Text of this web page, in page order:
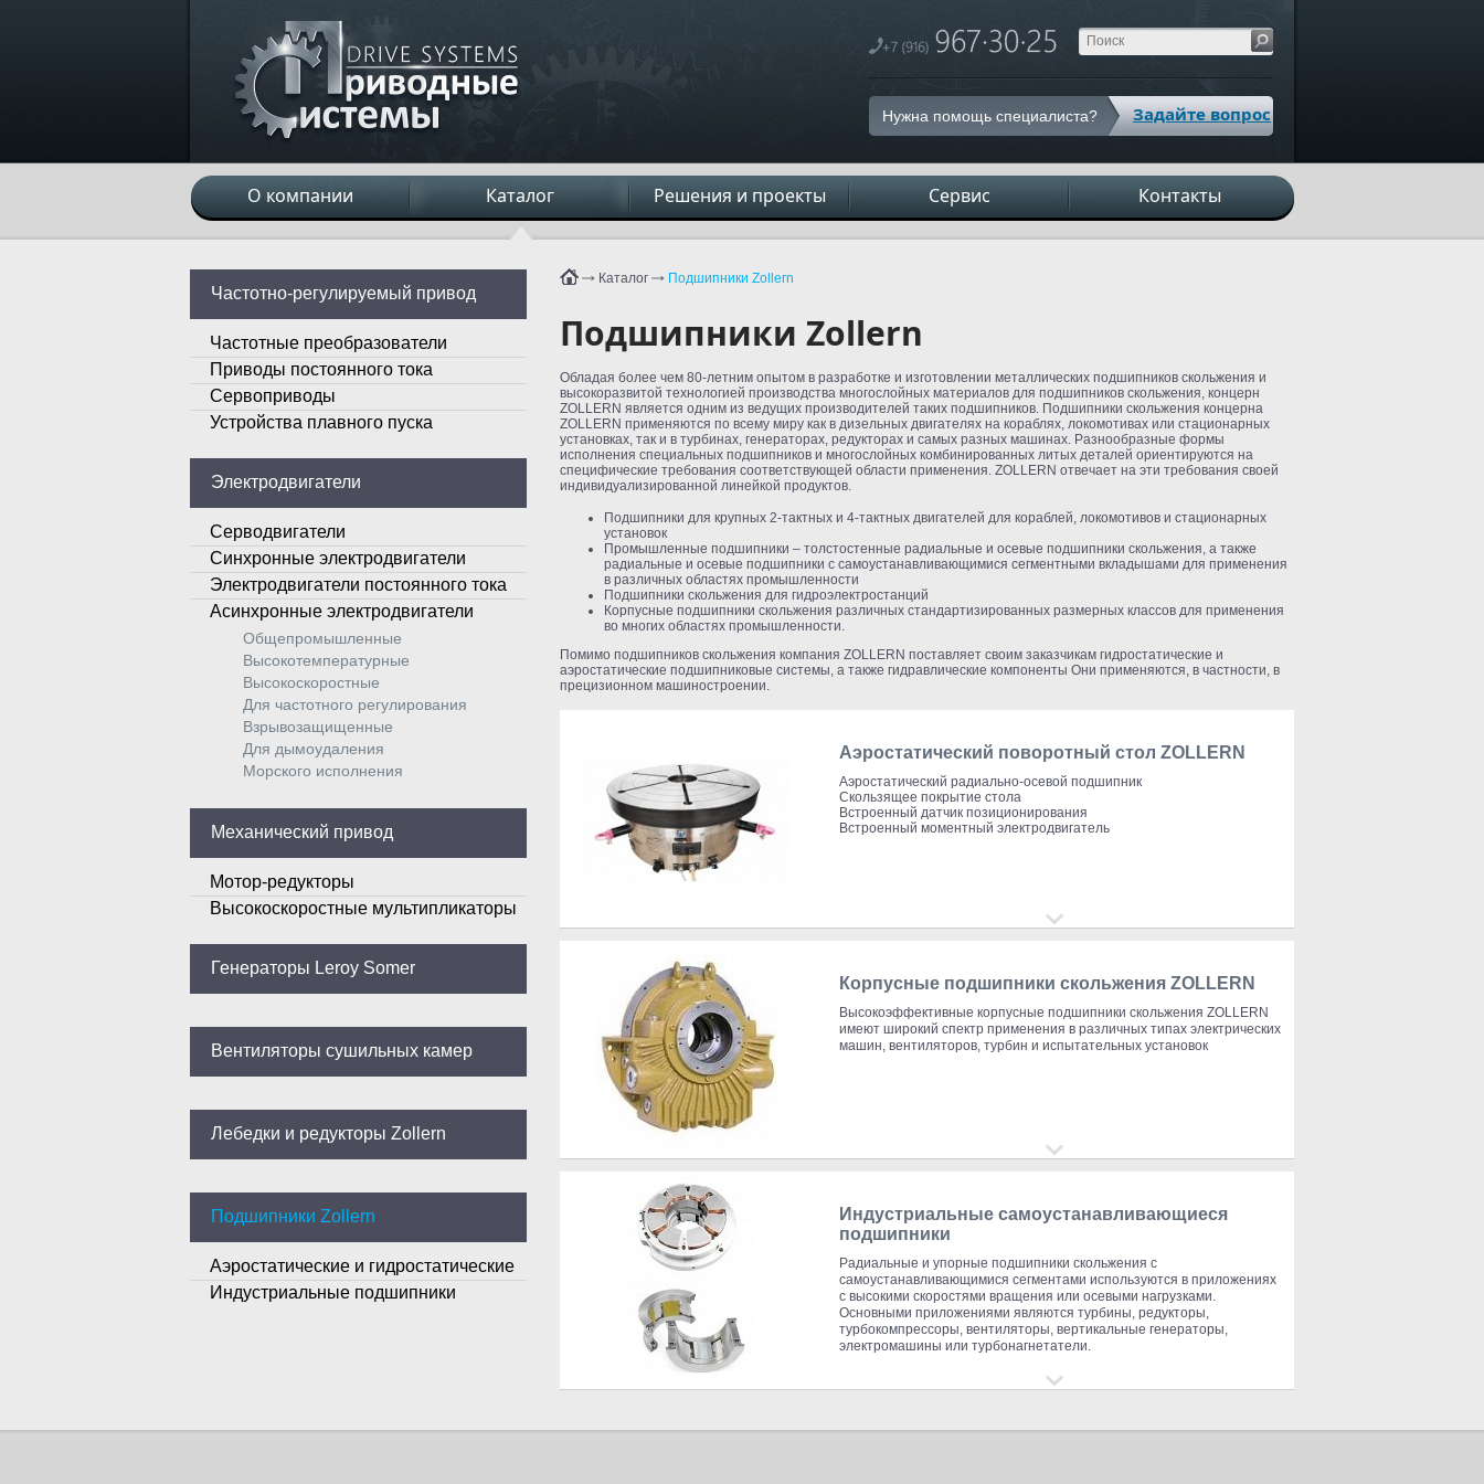
Нужна помощь специалиста? Задайте вопрос
О компании Каталог Решения и проекты Сервис Контакты
Каталог Подшипники Zollern
Подшипники Zollern
Обладая более чем 80-летним опытом в разработке и изготовлении металлических подшипников скольжения и
высокоразвитой технологией производства многослойных материалов для подшипников скольжения, концерн
ZOLLERN является одним из ведущих производителей таких подшипников. Подшипники скольжения концерна
ZOLLERN применяются по всему миру как в дизельных двигателях на кораблях, локомотивах или стационарных
установках, так и в турбинах, генераторах, редукторах и самых разных машинах. Разнообразные формы
исполнения специальных подшипников и многослойных комбинированных литых деталей ориентируются на
специфические требования соответствующей области применения. ZOLLERN отвечает на эти требования своей
индивидуализированной линейкой продуктов.
Подшипники для крупных 2-тактных и 4-тактных двигателей для кораблей, локомотивов и стационарных
установок
Промышленные подшипники – толстостенные радиальные и осевые подшипники скольжения, а также
радиальные и осевые подшипники с самоустанавливающимися сегментными вкладышами для применения
в различных областях промышленности
Подшипники скольжения для гидроэлектростанций
Корпусные подшипники скольжения различных стандартизированных размерных классов для применения
во многих областях промышленности.
Помимо подшипников скольжения компания ZOLLERN поставляет своим заказчикам гидростатические и
аэростатические подшипниковые системы, а также гидравлические компоненты Они применяются, в частности, в
прецизионном машиностроении.
Аэростатический поворотный стол ZOLLERN
Аэростатический радиально-осевой подшипник
Скользящее покрытие стола
Встроенный датчик позиционирования
Встроенный моментный электродвигатель
Корпусные подшипники скольжения ZOLLERN
Высокоэффективные корпусные подшипники скольжения ZOLLERN
имеют широкий спектр применения в различных типах электрических
машин, вентиляторов, турбин и испытательных установок
Индустриальные самоустанавливающиеся
подшипники
Радиальные и упорные подшипники скольжения с
самоустанавливающимися сегментами используются в приложениях
с высокими скоростями вращения или осевыми нагрузками.
Основными приложениями являются турбины, редукторы,
турбокомпрессоры, вентиляторы, вертикальные генераторы,
электромашины или турбонагнетатели.
Частотно-регулируемый привод
Частотные преобразователи
Приводы постоянного тока
Сервоприводы
Устройства плавного пуска
Электродвигатели
Серводвигатели
Синхронные электродвигатели
Электродвигатели постоянного тока
Асинхронные электродвигатели
Общепромышленные
Высокотемпературные
Высокоскоростные
Для частотного регулирования
Взрывозащищенные
Для дымоудаления
Морского исполнения
Механический привод
Мотор-редукторы
Высокоскоростные мультипликаторы
Генераторы Leroy Somer
Вентиляторы сушильных камер
Лебедки и редукторы Zollern
Подшипники Zollern
Аэростатические и гидростатические
Индустриальные подшипники